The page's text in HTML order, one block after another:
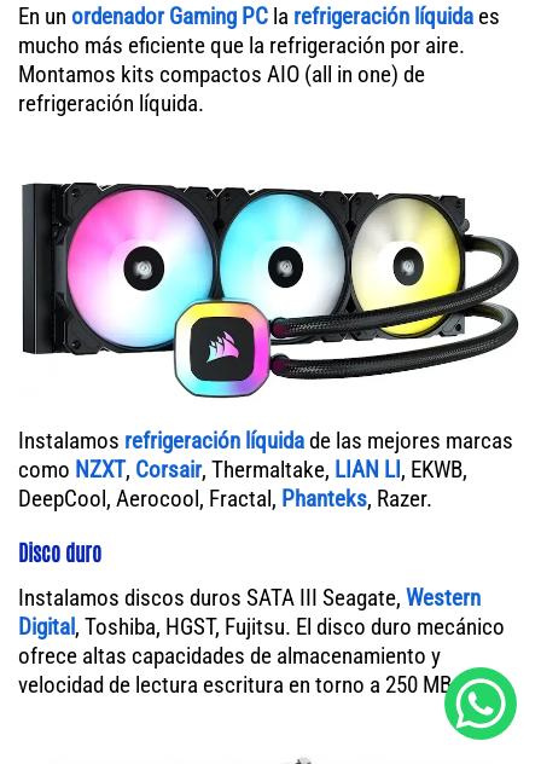
En un ordenador Gaming PC la refrigeración líquida es
mucho más eficiente que la refrigeración por aire.
Montamos kits compactos AIO (all in one) de
refrigeración líquida.
Instalamos refrigeración líquidade las mejores marcas
como NZXT, Corsair, Thermaltake, LIAN LI, EKWB,
DeepCool, Aerocool, Fractal, Phanteks, Razer.
Disco duro
Instalamos discos duros SATA III Seagate, Western
Digital, Toshiba, HGST, Fujitsu. El disco duro mecánico
ofrece altas capacidades de almacenamiento y
velocidad de lectura escritura en torno a 250 MB/s.